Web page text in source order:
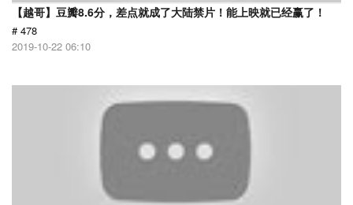
【越哥】豆瓣8.6分，差点就成了大陆禁片！能上映就已经赢了！
# 478
2019-10-22 06:10